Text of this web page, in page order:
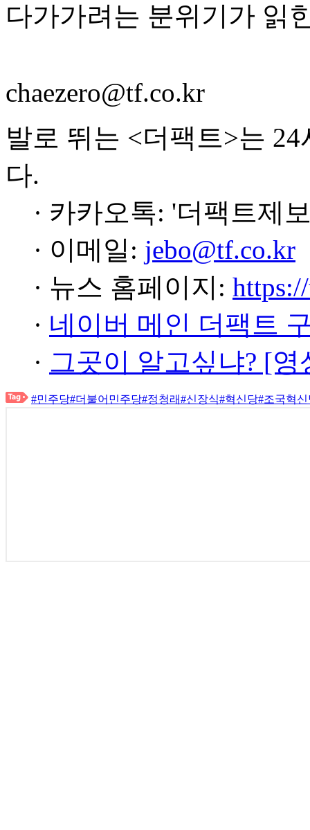
다가가려는 분위기가 읽
chaezero@tf.co.kr
발로 뛰는 <더팩트>는
다.
· 카카오톡: '더팩트제
· 이메일: jebo@tf.co.kr
· 뉴스 홈페이지:
· 네이버 메인 더팩트
· 그곳이 알고싶냐? [
#민주당#더불어민주당#정청래#신장식#혁신당#조국혁신